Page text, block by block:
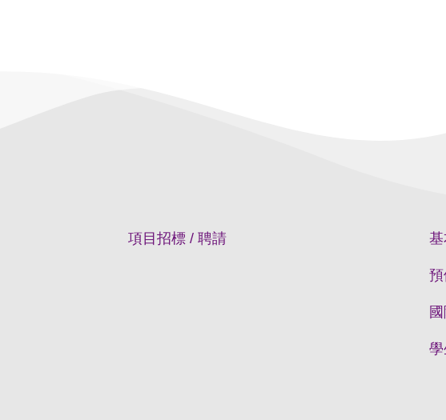
項目招標 / 聘請